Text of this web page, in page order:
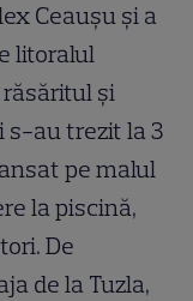
Ceaușu și a
litoralul
şi
s-au trezit la 3
pe malul
la piscină,
De
de la Tuzla,